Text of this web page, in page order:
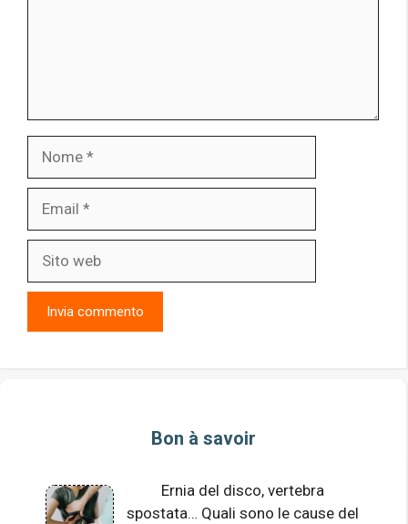
Bon à savoir
Ernia del disco, vertebra
spostata… Quali sono le cause del